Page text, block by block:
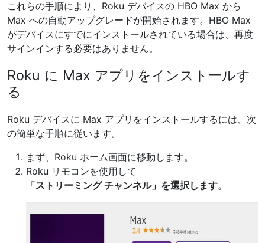
これらの手順により、Roku デバイスの HBO Max から
Max への自動アップグレードが開始されます。HBO Max
がデバイスにすでにインストールされている場合は、再度
サインインする必要はありません。
Roku に Max アプリをインストールす
る
Roku デバイスに Max アプリをインストールするには、次
の簡単な手順に従います。
まず、Roku ホーム画面に移動します。
Roku リモコンを使用して
「ストリーミング チャンネル」を選択します。